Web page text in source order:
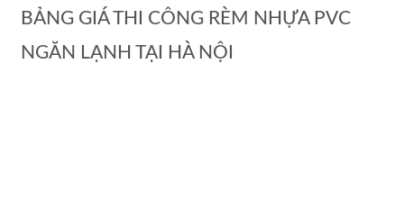
BẢNG GIÁ THI CÔNG RÈM NHỰA PVC
NGĂN LẠNH TẠI HÀ NỘI